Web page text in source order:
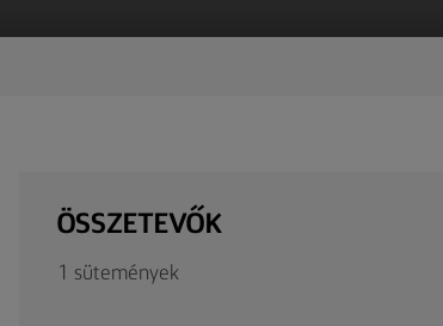
Magyarország
ÖSSZETEVŐK
1 sütemények